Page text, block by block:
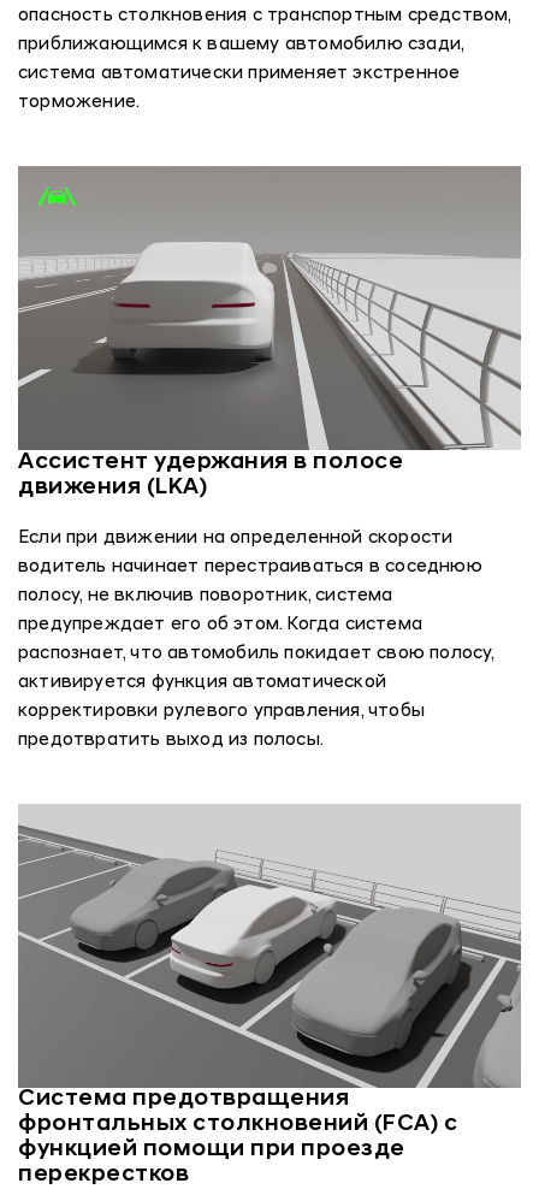
опасность столкновения с транспортным средством,
приближающимся к вашему автомобилю сзади,
система автоматически применяет экстренное
торможение.
Ассистент удержания в полосе
движения (LKA)
Если при движении на определенной скорости
водитель начинает перестраиваться в соседнюю
полосу, не включив поворотник, система
предупреждает его об этом. Когда система
распознает, что автомобиль покидает свою полосу,
активируется функция автоматической
корректировки рулевого управления, чтобы
предотвратить выход из полосы.
Система предотвращения
фронтальных столкновений (FCA) с
функцией помощи при проезде
перекрестков